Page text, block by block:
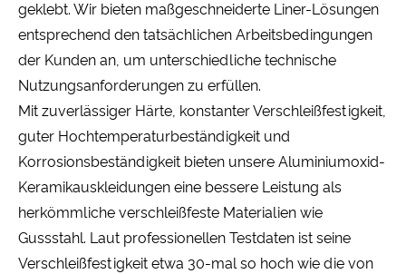
geklebt. Wir bieten maßgeschneiderte Liner-Lösungen
entsprechend den tatsächlichen Arbeitsbedingungen
der Kunden an, um unterschiedliche technische
Nutzungsanforderungen zu erfüllen.
Mit zuverlässiger Härte, konstanter Verschleißfestigkeit,
guter Hochtemperaturbeständigkeit und
Korrosionsbeständigkeit bieten unsere Aluminiumoxid-
Keramikauskleidungen eine bessere Leistung als
herkömmliche verschleißfeste Materialien wie
Gussstahl. Laut professionellen Testdaten ist seine
Verschleißfestigkeit etwa 30-mal so hoch wie die von